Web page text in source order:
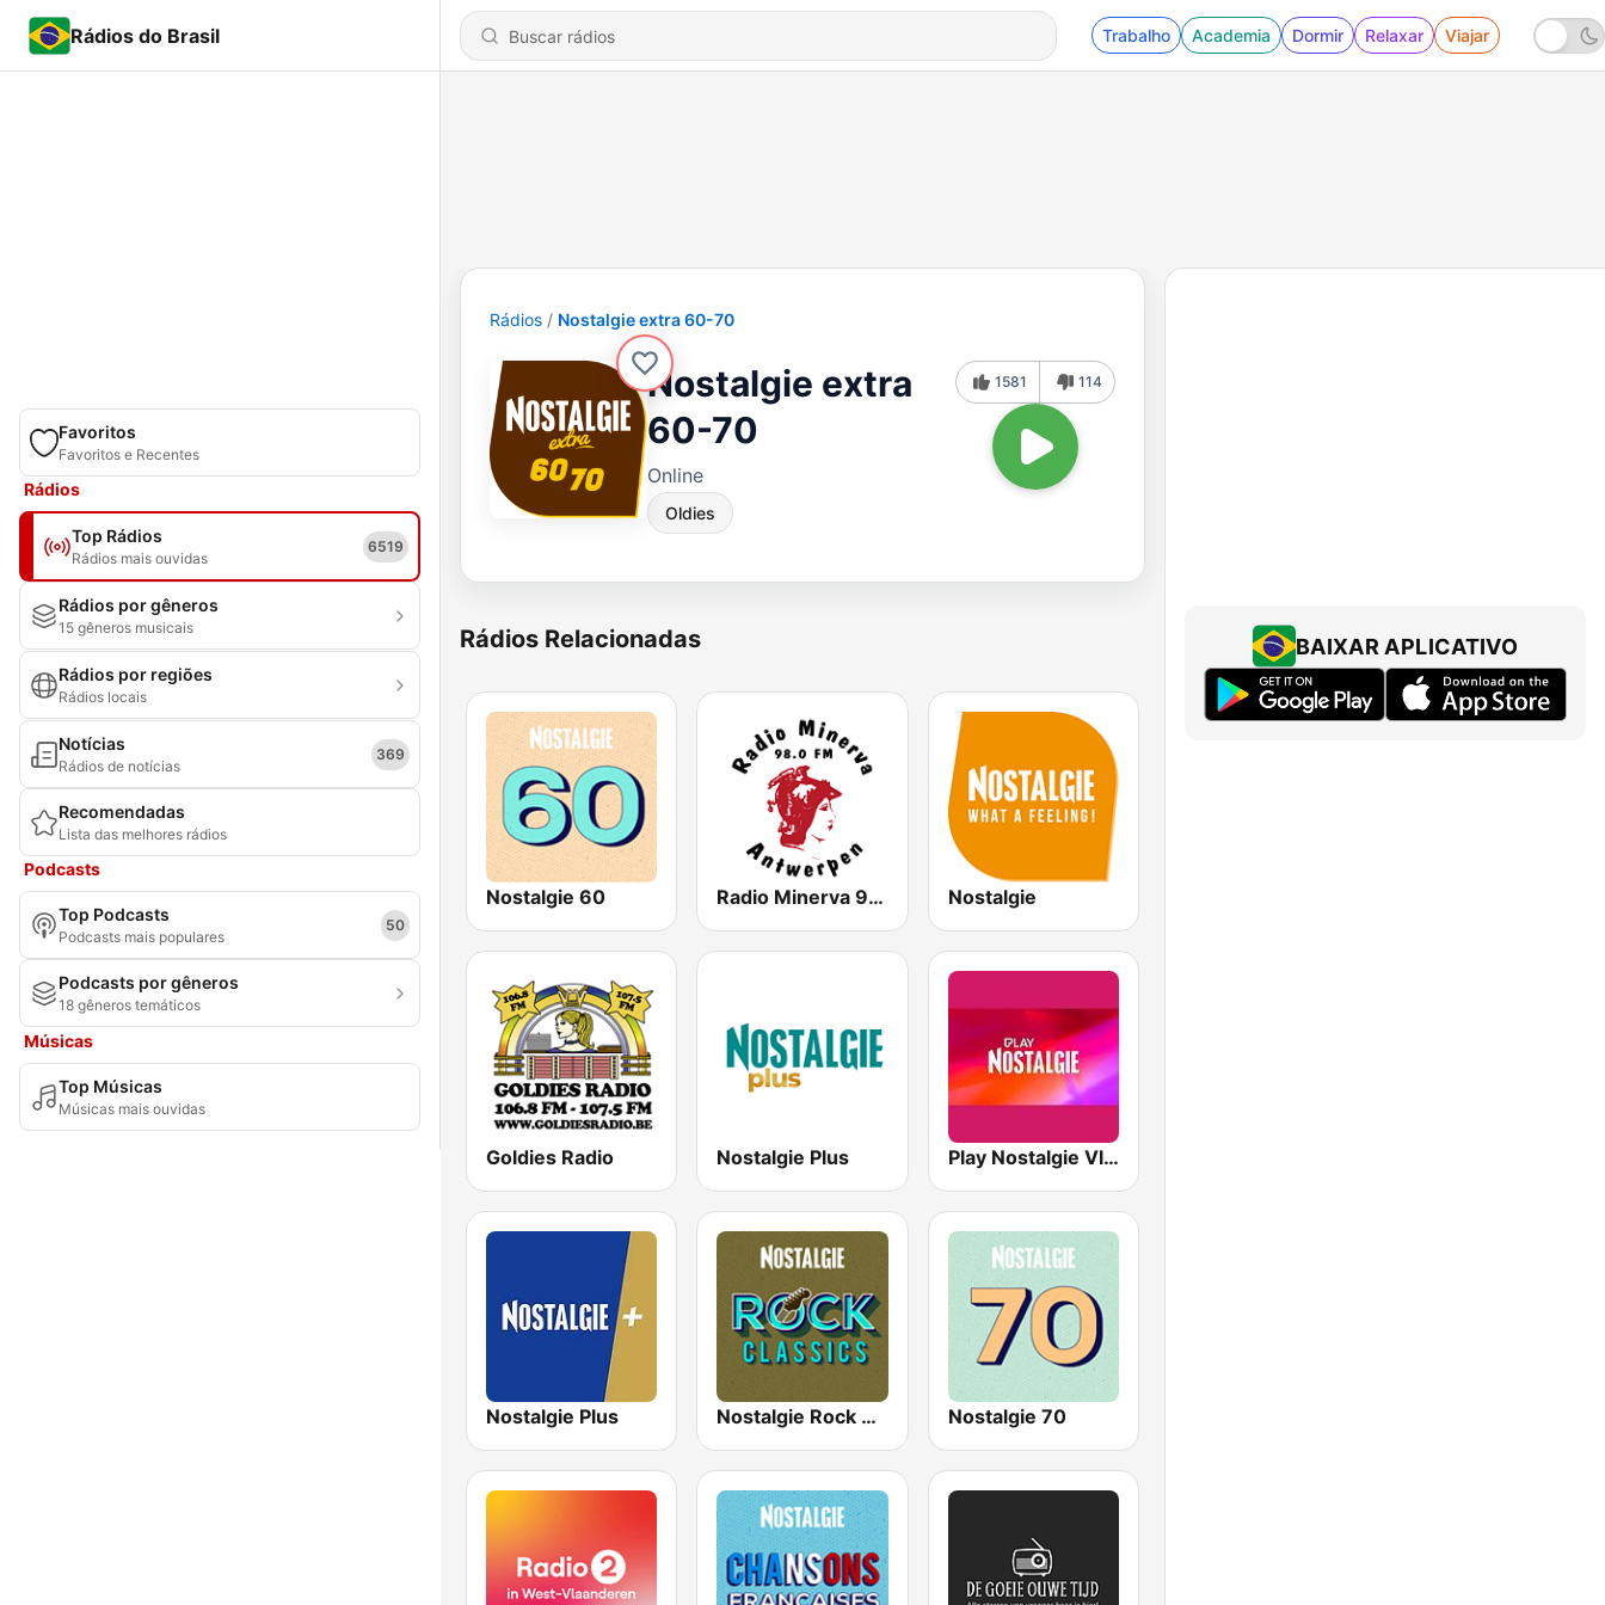
Rádios do Brasil Trabalho Academia Dormir Relaxar Viajar
Favoritos
Favoritos e Recentes
Rádios
Top Rádios
Rádios mais ouvidas
6519
Rádios por gêneros
15 gêneros musicais
Rádios por regiões
Rádios locais
Notícias
Rádios de notícias
369
Recomendadas
Lista das melhores rádios
Podcasts
Top Podcasts
Podcasts mais populares
50
Podcasts por gêneros
18 gêneros temáticos
Músicas
Top Músicas
Músicas mais ouvidas
Rádios Nostalgie extra 60-70
Nostalgie extra
60-70
Online
Oldies
1581 114
Rádios Relacionadas
Nostalgie 60 Radio Minerva 98.0 Nostalgie
Goldies Radio Nostalgie Plus Play Nostalgie Vlaanderen
Nostalgie Plus Nostalgie Rock Classics Nostalgie 70
BAIXAR APLICATIVO